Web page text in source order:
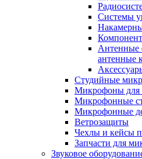
Системы
Антенные
антенные
Студийные
Микрофоны для
Микрофонные
Микрофонные
Ветрозащиты
Чехлы и кейсы
Запчасти для
Звуковое